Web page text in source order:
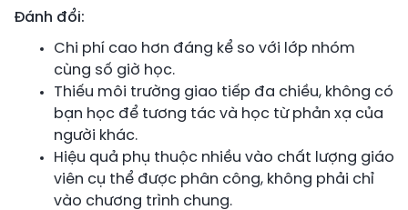
Đánh đổi:
Chi phí cao hơn đáng kể so với lớp nhóm
cùng số giờ học.
Thiếu môi trường giao tiếp đa chiều, không có
bạn học để tương tác và học từ phản xạ của
người khác.
Hiệu quả phụ thuộc nhiều vào chất lượng giáo
viên cụ thể được phân công, không phải chỉ
vào chương trình chung.